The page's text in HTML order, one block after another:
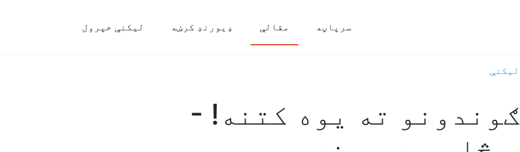
سرپاڼه مقالې ډیورنډ کرښه لیکنې خپرول
ليکنې
ته یوه کتنه! -